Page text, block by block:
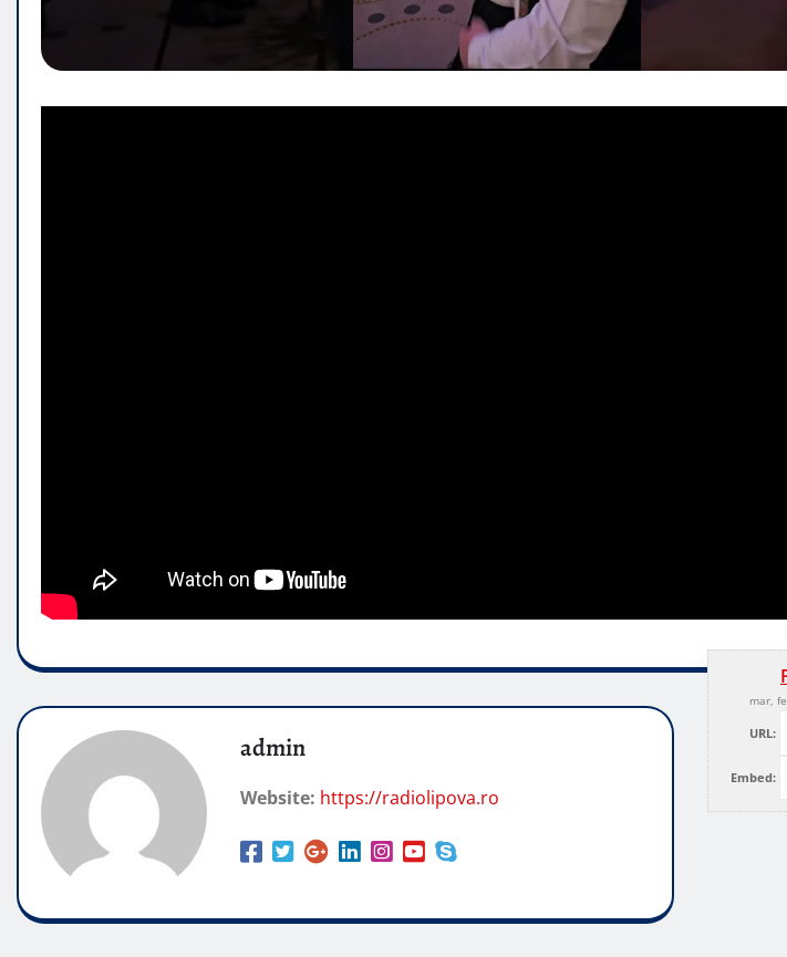
mar,
URL:
Embed:
admin
Website: https://radiolipova.ro